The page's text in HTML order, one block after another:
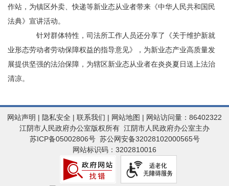
作站，为镇区外卖、快递等新业态从业者带来《中华人民共和国民
法典》宣讲活动。
针对群体特性，司法所工作人员还分享了《关于维护新就
业形态劳动者劳动保障权益的指导意见》，为新业态产业高质量发
展提供坚强的法治保障，为辖区新业态从业者在炎炎夏日送上法治
清凉。
网站声明 | 隐私安全 | 联系我们 | 网站地图 | 网站访问量：86402322
江阴市人民政府办公室版权所有 江阴市人民政府办公室主办
苏ICP备05002806号 苏公网安备32028102000565号
网站标识码：3202810016